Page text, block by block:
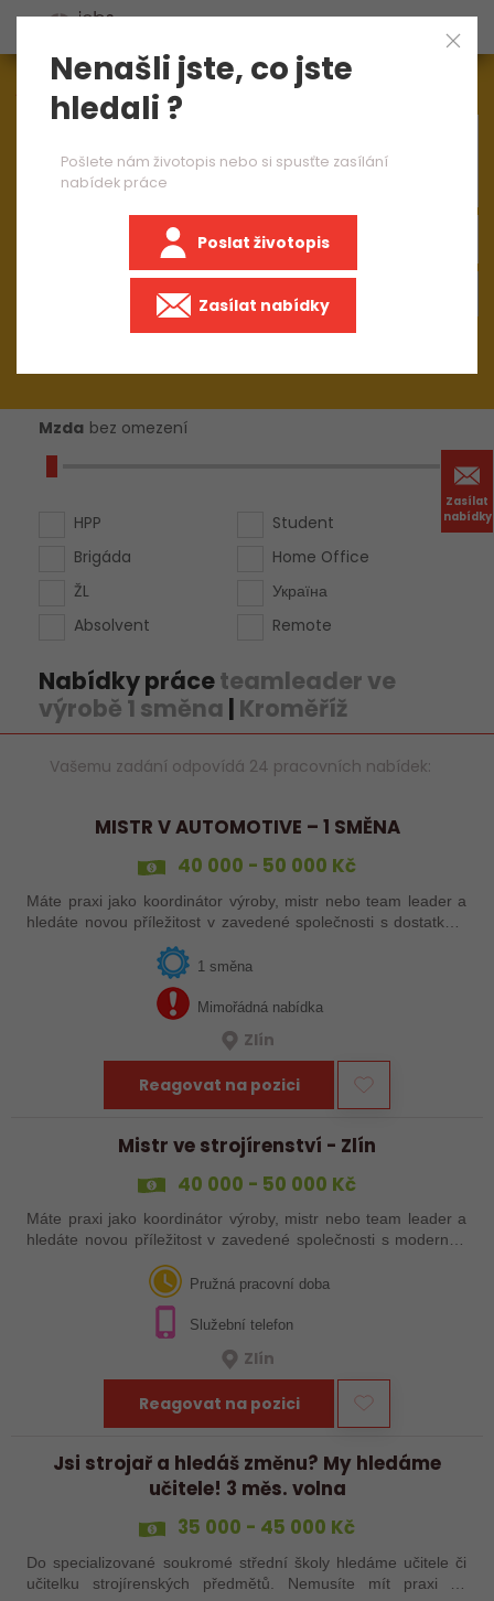
Zasílat
nabídky
Aktuálně1545nabídek práce
Mzda bez omezení
HPP
Brigáda
ŽL
Absolvent
Student
Home Office
Україна
Remote
Nabídky práceteamleader ve
výrobě 1 směna | Kroměříž
Vašemu zadání odpovídá 24 pracovních nabídek:
MISTR V AUTOMOTIVE – 1 SMĚNA
40 000 - 50 000 Kč
Máte praxi jako koordinátor výroby, mistr nebo team leader a
hledáte novou příležitost v zavedené společnosti s dostatkem
zakázek a bohatou nabídkou firemních benefitů?
1 směna
Mimořádná nabídka
Zlín
Reagovat na pozici
Mistr ve strojírenství - Zlín
40 000 - 50 000 Kč
Máte praxi jako koordinátor výroby, mistr nebo team leader a
hledáte novou příležitost v zavedené společnosti s moderním
Pružná pracovní doba
Služební telefon
Zlín
Reagovat na pozici
Jsi strojař a hledáš změnu? My hledáme
učitele! 3 měs. volna
35 000 - 45 000 Kč
Do specializované soukromé střední školy hledáme učitele či
učitelku strojírenských předmětů. Nemusíte mít praxi ze
Nenašli jste, co jste
hledali ?
Pošlete nám životopis nebo si spusťte zasílání
nabídek práce
Poslat životopis
Zasílat nabídky